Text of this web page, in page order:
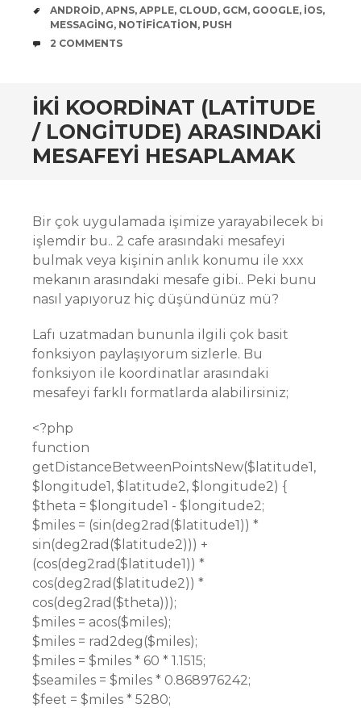
TAGS
ANDROID, APNS, APPLE, CLOUD, GCM, GOOGLE, IOS,
MESSAGING, NOTIFICATION, PUSH
COMMENTS
2 COMMENTS
İKI KOORDINAT (LATITUDE
/ LONGITUDE) ARASINDAKI
MESAFEYI HESAPLAMAK
Bir çok uygulamada işimize yarayabilecek bi
işlemdir bu.. 2 cafe arasındaki mesafeyi
bulmak veya kişinin anlık konumu ile xxx
mekanın arasındaki mesafe gibi.. Peki bunu
nasıl yapıyoruz hiç düşündünüz mü?
Lafı uzatmadan bununla ilgili çok basit
fonksiyon paylaşıyorum sizlerle. Bu
fonksiyon ile koordinatlar arasındaki
mesafeyi farklı formatlarda alabilirsiniz;
<?php
function
getDistanceBetweenPointsNew($latitude1,
$longitude1, $latitude2, $longitude2) {
$theta = $longitude1 - $longitude2;
$miles = (sin(deg2rad($latitude1)) *
sin(deg2rad($latitude2))) +
(cos(deg2rad($latitude1)) *
cos(deg2rad($latitude2)) *
cos(deg2rad($theta)));
$miles = acos($miles);
$miles = rad2deg($miles);
$miles = $miles * 60 * 1.1515;
$seamiles = $miles * 0.868976242;
$feet = $miles * 5280;